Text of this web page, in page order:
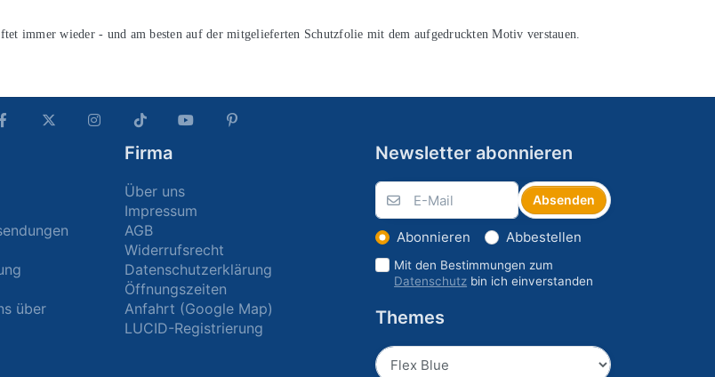
immer wieder - und am besten auf der mitgelieferten Schutzfolie mit dem aufgedruckten Motiv verstauen.
über
Firma
Über uns
Impressum
AGB
Widerrufsrecht
Datenschutzerklärung
Öffnungszeiten
Anfahrt (Google Map)
LUCID-Registrierung
Newsletter abonnieren
Absenden
Abonnieren Abbestellen
Mit den Bestimmungen zum
Datenschutz bin ich einverstanden
Themes